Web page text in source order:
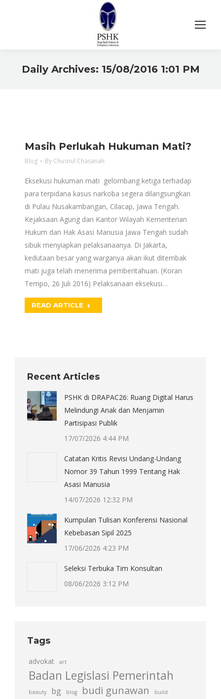
Daily Archives: 15/08/2016 1:01 PM
Masih Perlukah Hukuman Mati?
Blog By Chusnul Chasanah
Eksekusi hukuman mati gelombang ketiga terhadap
para terpidana kasus narkoba segera dilangsungkan
di Pulau Nusakambangan, Cilacap, Jawa Tengah.
Kejaksaan Agung dan Kantor Wilayah Kementerian
Hukum dan Hak Asasi Manusia Jawa Tengah sudah
sibuk menyiapkan pelaksanaanya. Di Jakarta,
kedutaan besar yang warganya akan ikut ditembak
mati juga telah menerima pemberitahuan. (Koran
Tempo, 26 Juli 2016) Pelaksanaan eksekusi…
READ ARTICLE
Recent Articles
PSHK di DRAPAC26: Ruang Digital Harus
Melindungi Anak dan Menjamin
Partisipasi Publik
17/07/2026 4:44 PM
Catatan Kritis Revisi Undang-Undang
Nomor 39 Tahun 1999 Tentang Hak
Asasi Manusia
14/07/2026 12:32 PM
Kumpulan Tulisan Konferensi Nasional
Kebebasan Sipil 2025
17/06/2026 4:23 PM
Seleksi Terbuka Tim Konsultan
08/06/2026 3:12 PM
Tags
advokat art
Badan Legislasi Pemerintah
beauty bg blog budi gunawan build